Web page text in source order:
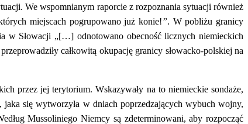
We wspomnianym raporcie z rozpoznania sytuacji również
miejscach pogrupowano już konie!”. W pobliżu granicy
w Słowacji „[…] odnotowano obecność licznych niemieckich
całkowitą okupację granicy słowacko-polskiej na
przez jej terytorium. Wskazywały na to niemieckie sondaże,
się wytworzyła w dniach poprzedzających wybuch wojny,
Mussoliniego Niemcy są zdeterminowani, aby rozpocząć